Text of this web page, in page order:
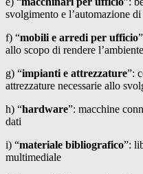
svolgimento e l’automazione
f) “mobili e arredi per ufficio
allo scopo di rendere
g) “impianti e attrezzature”:
attrezzature necessarie allo
h) “hardware”: macchine
dati
i) “materiale bibliografico”:
multimediale